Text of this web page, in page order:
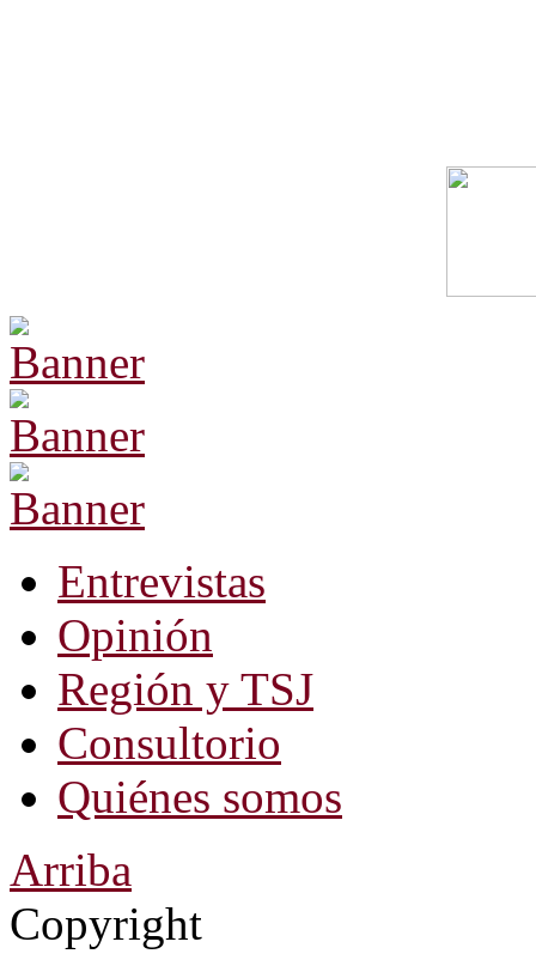
Entrevistas
Opinión
Región y TSJ
Consultorio
Quiénes somos
Arriba
Copyright